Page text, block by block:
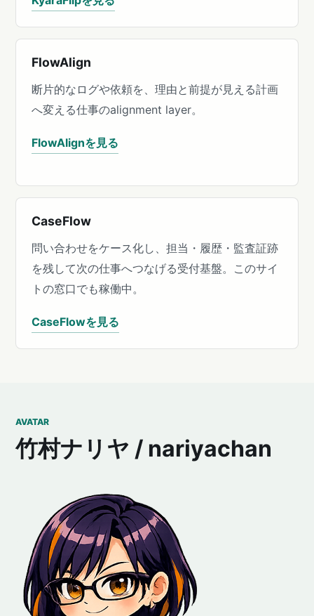
FlowAlign
断片的なログや依頼を、理由と前提が見える計画
へ変える仕事のalignment layer。
FlowAlignを見る
CaseFlow
問い合わせをケース化し、担当・履歴・監査証跡
を残して次の仕事へつなげる受付基盤。このサイ
トの窓口でも稼働中。
CaseFlowを見る
AVATAR
竹村ナリヤ / nariyachan